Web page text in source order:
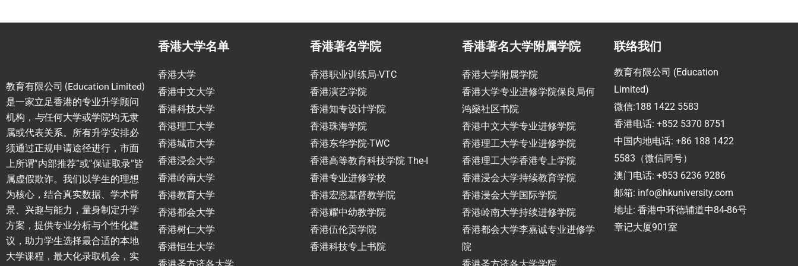
教育有限公司 (Education Limited)
是一家立足香港的专业升学顾问
机构， 与任何大学或学院均无隶
属或代表关系。所有升学安排必
须通过正规申请途径进行，市面
上所谓“内部推荐”或“保证取录”皆
属虚假欺诈。我们以学生的理想
为核心，结合真实数据、学术背
景、兴趣与能力，量身制定升学
方案，提供专业分析与个性化建
议，助力学生选择最合适的本地
大学课程，最大化录取机会，实
香港大学名单
香港大学
香港中文大学
香港科技大学
香港理工大学
香港城市大学
香港浸会大学
香港岭南大学
香港教育大学
香港都会大学
香港树仁大学
香港恒生大学
香港著名学院
香港职业训练局-VTC
香港演艺学院
香港知专设计学院
香港珠海学院
香港东华学院-TWC
香港高等教育科技学院 The-I
香港专业进修学校
香港宏恩基督教学院
香港耀中幼教学院
香港伍伦贡学院
香港科技专上书院
香港著名大学附属学院
香港大学附属学院
香港大学专业进修学院保良局何
鸿燊社区书院
香港中文大学专业进修学院
香港理工大学专业进修学院
香港理工大学香港专上学院
香港浸会大学持续教育学院
香港浸会大学国际学院
香港岭南大学持续进修学院
香港都会大学李嘉诚专业进修学
院
联络我们
教育有限公司 (Education
Limited)
微信:188 1422 5583
香港电话: +852 5370 8751
中国内地电话: +86 188 1422
5583（微信同号）
澳门电话: +853 6236 9286
邮箱: info@hkuniversity.com
地址: 香港中环德辅道中84-86号
章记大厦901室